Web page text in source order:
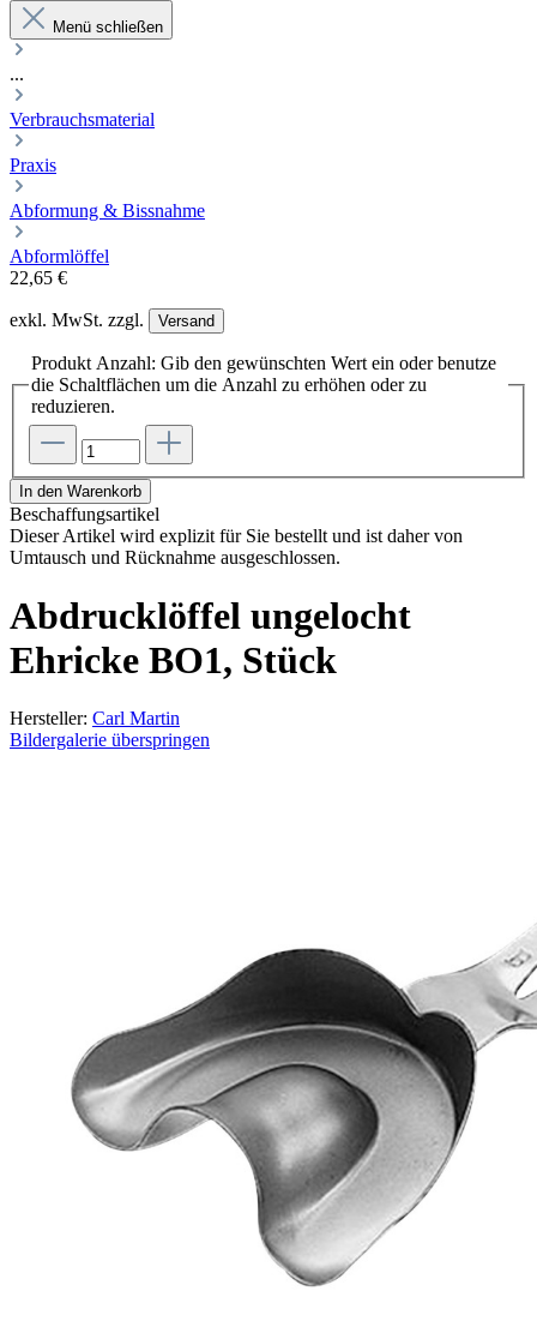
Menü schließen
...
Verbrauchsmaterial
Praxis
Abformung & Bissnahme
Abformlöffel
22,65 €
exkl. MwSt. zzgl. Versand
Produkt Anzahl: Gib den gewünschten Wert ein oder benutze
die Schaltflächen um die Anzahl zu erhöhen oder zu
reduzieren.
In den Warenkorb
Beschaffungsartikel
Dieser Artikel wird explizit für Sie bestellt und ist daher von
Umtausch und Rücknahme ausgeschlossen.
Abdrucklöffel ungelocht
Ehricke BO1, Stück
Hersteller: Carl Martin
Bildergalerie überspringen